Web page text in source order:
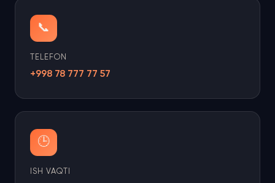
📞
TELEFON
+998 78 777 77 57
🕒
ISH VAQTI